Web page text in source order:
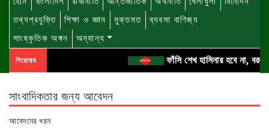
তথ্যপ্রযুক্তি
শিক্ষা ও জ্ঞান মুক্তমত
ব্যবসা বাণিজ্য
সাংষ্কৃতিক অঙ্গন
অন্যান্য
শিরোনাম ফাঁসি শেখ হাসিনার হবে না, বরং
সাংবাদিকতার জন্য আবেদন
আবেদনের ধরন